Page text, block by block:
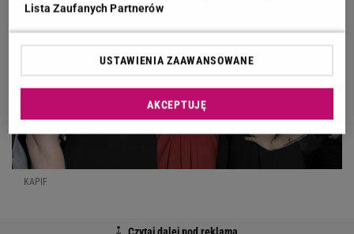
KAPIF
Lista Zaufanych Partnerów
USTAWIENIA ZAAWANSOWANE
AKCEPTUJĘ